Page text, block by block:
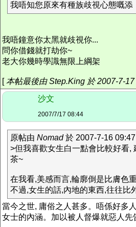
我唔知您原來有種族歧視心態嘅添
我唔鐘意你太黑就歧視你...
問你借錢就打劫你~
老大你幾時學識無限上綱架
[本帖最後由 Step.King 於 2007-7-
沙文
2007/7/17 08:44
原帖由 Nomad於 2007-7-16
>但我喜歡女生白一點會比較好看,
茶~
在我看,美感而言,輪廓倒是比膚色
不過,女生的話,內地的東西,往往比
當今之世, 庸俗之人甚多。唔係好多
女士的內涵。加以被人督爆就惡人